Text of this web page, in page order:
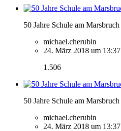
50 Jahre Schule am Marsbruch
michael.cherubin
24. März 2018 um 13:37
1.506
50 Jahre Schule am Marsbruch
michael.cherubin
24. März 2018 um 13:37